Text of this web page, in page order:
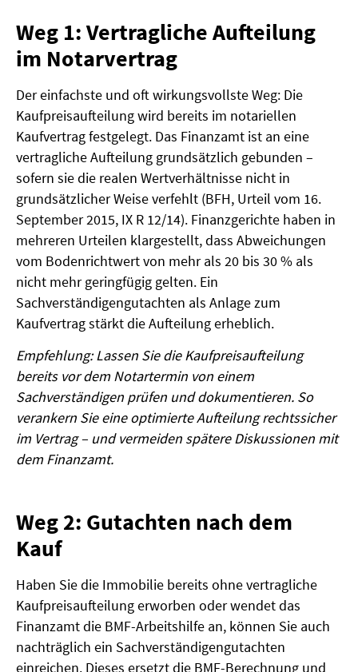
Weg 1: Vertragliche Aufteilung
im Notarvertrag
Der einfachste und oft wirkungsvollste Weg: Die
Kaufpreisaufteilung wird bereits im notariellen
Kaufvertrag festgelegt. Das Finanzamt ist an eine
vertragliche Aufteilung grundsätzlich gebunden –
sofern sie die realen Wertverhältnisse nicht in
grundsätzlicher Weise verfehlt (BFH, Urteil vom 16.
September 2015, IX R 12/14). Finanzgerichte haben in
mehreren Urteilen klargestellt, dass Abweichungen
vom Bodenrichtwert von mehr als 20 bis 30 % als
nicht mehr geringfügig gelten. Ein
Sachverständigengutachten als Anlage zum
Kaufvertrag stärkt die Aufteilung erheblich.
Empfehlung: Lassen Sie die Kaufpreisaufteilung
bereits vor dem Notartermin von einem
Sachverständigen prüfen und dokumentieren. So
verankern Sie eine optimierte Aufteilung rechtssicher
im Vertrag – und vermeiden spätere Diskussionen mit
dem Finanzamt.
Weg 2: Gutachten nach dem
Kauf
Haben Sie die Immobilie bereits ohne vertragliche
Kaufpreisaufteilung erworben oder wendet das
Finanzamt die BMF-Arbeitshilfe an, können Sie auch
nachträglich ein Sachverständigengutachten
einreichen. Dieses ersetzt die BMF-Berechnung und